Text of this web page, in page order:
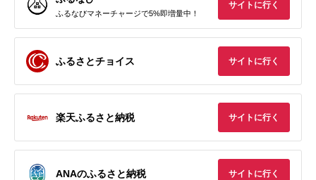
ふるなびマネーチャージで5%即増量中！
サイトに行く
ふるさとチョイス サイトに行く
楽天ふるさと納税 サイトに行く
ANAのふるさと納税 サイトに行く